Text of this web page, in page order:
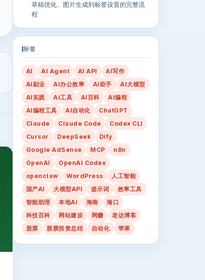
草稿优化、图片生成到标签设置的完整流
程
标签
AI AI Agent AI API
AI写作
AI副业
AI办公效率 AI助手
AI大模型
AI实践
AI工具 AI百科
AI编程
AI编程工具
AI自动化
ChatGPT
Claude
Claude Code
Codex CLI
Cursor
DeepSeek
Dify
Google AdSense
MCP
n8n
OpenAI
OpenAI Codex
openclaw
WordPress
人工智能
国产AI
大模型API 提示词
效率工具
智能助理
本地AI 海南
海口
科技百科
网站建设 网赚
老达博客
股票
股票投资总结 自动化 苹果